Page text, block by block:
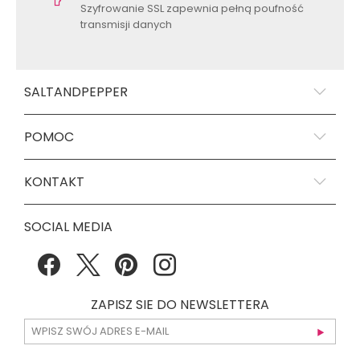
Szyfrowanie SSL zapewnia pełną poufność
transmisji danych
SALTANDPEPPER
POMOC
KONTAKT
SOCIAL MEDIA
ZAPISZ SIE DO NEWSLETTERA